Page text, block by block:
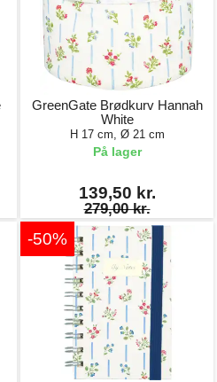
GreenGate Brødkurv Hannah
White
H 17 cm, Ø 21 cm
På lager
139,50 kr.
279,00 kr.
-50%